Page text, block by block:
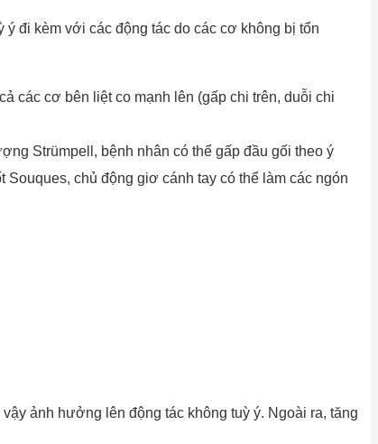
đi kèm với các động tác do các cơ không bị tổn
các cơ bên liệt co mạnh lên (gấp chi trên, duỗi chi
Strümpell, bệnh nhân có thể gấp đầu gối theo ý
chủ động giơ cánh tay có thể làm các ngón
ảnh hưởng lên động tác không tuỳ ý. Ngoài ra, tăng